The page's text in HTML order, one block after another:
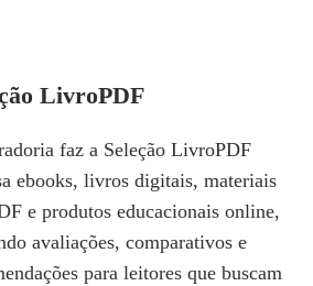
LivroPDF
faz a Seleção LivroPDF
ebooks, livros digitais, materiais
e produtos educacionais online,
avaliações, comparativos e
para leitores que buscam